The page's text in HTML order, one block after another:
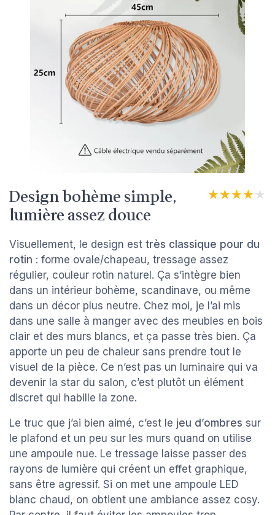
Design bohème simple,
lumière assez douce
★★★★★
★★★★★
Visuellement, le design est très classique pour du
rotin : forme ovale/chapeau, tressage assez
régulier, couleur rotin naturel. Ça s’intègre bien
dans un intérieur bohème, scandinave, ou même
dans un décor plus neutre. Chez moi, je l’ai mis
dans une salle à manger avec des meubles en bois
clair et des murs blancs, et ça passe très bien. Ça
apporte un peu de chaleur sans prendre tout le
visuel de la pièce. Ce n’est pas un luminaire qui va
devenir la star du salon, c’est plutôt un élément
discret qui habille la zone.
Le truc que j’ai bien aimé, c’est le jeu d’ombres sur
le plafond et un peu sur les murs quand on utilise
une ampoule nue. Le tressage laisse passer des
rayons de lumière qui créent un effet graphique,
sans être agressif. Si on met une ampoule LED
blanc chaud, on obtient une ambiance assez cosy.